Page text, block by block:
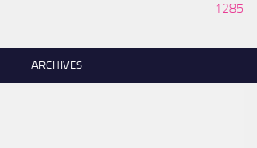
1285
ARCHIVES